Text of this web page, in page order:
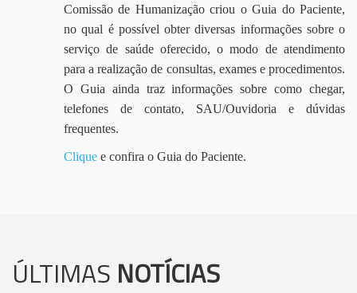
Comissão de Humanização criou o Guia do Paciente,
no qual é possível obter diversas informações sobre o
serviço de saúde oferecido, o modo de atendimento
para a realização de consultas, exames e procedimentos.
O Guia ainda traz informações sobre como chegar,
telefones de contato, SAU/Ouvidoria e dúvidas
frequentes.
Clique e confira o Guia do Paciente.
ÚLTIMAS NOTÍCIAS